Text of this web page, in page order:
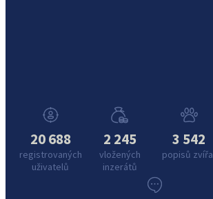
20 688
registrovaných
uživatelů
2 245
vložených
inzerátů
3 542
popisů